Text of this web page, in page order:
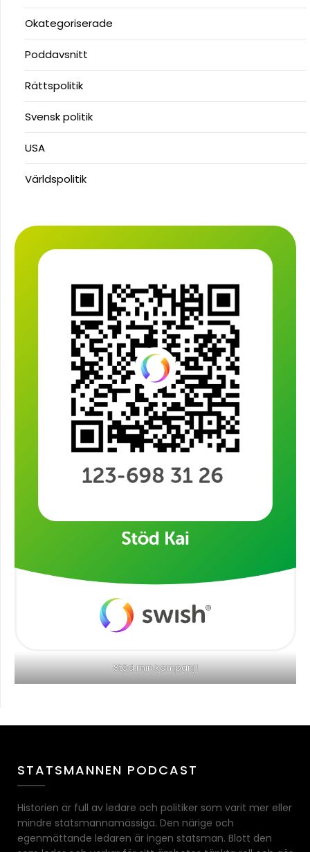
Okategoriserade
Poddavsnitt
Rättspolitik
Svensk politik
USA
Världspolitik
Stöd min kampanj!
STATSMANNEN PODCAST
Historien är full av ledare och politiker som varit mer eller
mindre statsmannamässiga. Den närige och
egenmättande ledaren är ingen statsman. Blott den